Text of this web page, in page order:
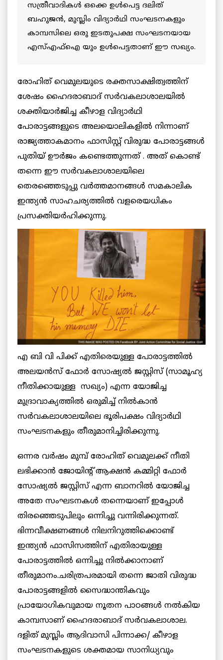
സത്രീവാദികൾ ഒക്കെ ഉൾപെട്ട ദലിത്
ബഹുജൻ, മുസ്ലിം വിദ്യാർഥി സംഘടനകളും
കാമ്പസിലെ ഒരു ഇടതുപക്ഷ സംഘടനയായ
എസ്എഫ്ഐ യും ഉൾപെട്ടതാണ് ഈ സഖ്യം.
രോഹിത് വെമുലയുടെ രക്തസാക്ഷിത്വത്തിന്
ശേഷം ഹൈദരാബാദ് സർവകലാശാലയിൽ
ശക്തിയാർജിച്ച കീഴാള വിദ്യാർഥി
പോരാട്ടങ്ങളുടെ അലയൊലികളിൽ നിന്നാണ്
രാജ്യത്താകമാനം ഫാസിസ്റ്റ് വിരുദ്ധ പോരാട്ടങ്ങൾ
പുതിയ് ഊർജം കണ്ടെത്തുന്നത് . അത് കൊണ്ട്
തന്നെ ഈ സർവകലാശാലയിലെ
തെരഞ്ഞെടുപ്പു വർത്തമാനങ്ങൾ സമകാലിക
ഇന്ത്യൻ സാഹചര്യത്തിൽ വളരെയധികം
പ്രസക്തിയർഹിക്കുന്നു.
എ ബി വി പിക്ക് എതിരെയുള്ള പോരാട്ടത്തിൽ
അലയൻസ് ഫോർ സോഷ്യൽ ജസ്റ്റിസ് (സാമൂഹ്യ
നീതിക്കായുള്ള സഖ്യം) എന്ന യോജിച്ച
മുദ്രാവാക്യത്തിൽ ഒരുമിച്ച് നിൽകാൻ
സർവകലാശാലയിലെ ഭൂരിപക്ഷം വിദ്യാർഥി
സംഘടനകളും തീരുമാനിച്ചിരിക്കുന്നു.
ഒന്നര വർഷം മുമ്പ് രോഹിത് വെമുലക്ക് നീതി
ലഭിക്കാൻ ജോയിന്റ് ആക്ഷൻ കമ്മിറ്റി ഫോർ
സോഷ്യൽ ജസ്റ്റിസ് എന്ന ബാനറിൽ യോജിച്ച
അതേ സംഘടനകൾ തന്നെയാണ് ഇപ്പോൾ
തിരഞ്ഞെടുപിലും ഒന്നിച്ചു വന്നിരിക്കുന്നത്.
ഭിന്നവീക്ഷണങ്ങൾ നിലനിറുത്തിക്കൊണ്ട്
ഇന്ത്യൻ ഫാസിസത്തിന് എതിരായുള്ള
പോരാട്ടത്തിൽ ഒന്നിച്ചു നിൽക്കാനാണ്
തീരുമാനം.ചരിത്രപരമായി തന്നെ ജാതി വിരുദ്ധ
പോരാട്ടങ്ങളിൽ സൈദ്ധാന്തികവും
പ്രായോഗികവുമായ നൂതന പാഠങ്ങൾ നൽകിയ
കാമ്പസാണ് ഹൈദരാബാദ് സർവകലാശാല.
ദളിത് മുസ്ലിം ആദിവാസി പിന്നാക്ക/ കീഴാള
സംഘടനകളുടെ ശക്തമായ സാനിധ്യവും